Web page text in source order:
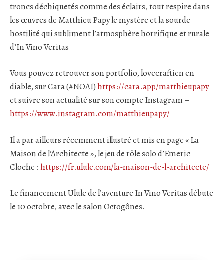
troncs déchiquetés comme des éclairs, tout respire dans
les œuvres de Matthieu Papy le mystère et la sourde
hostilité qui subliment l’atmosphère horrifique et rurale
d’In Vino Veritas
Vous pouvez retrouver son portfolio, lovecraftien en
diable, sur Cara (#NOAI)https://cara.app/matthieupapy
et suivre son actualité sur son compte Instagram –
https://www.instagram.com/matthieupapy/
Il a par ailleurs récemment illustré et mis en page « La
Maison de l’Architecte », le jeu de rôle solo d’Emeric
Cloche :https://fr.ulule.com/la-maison-de-l-architecte/
Le financement Ulule de l’aventure In Vino Veritas débute
le 10 octobre, avec le salon Octogônes.